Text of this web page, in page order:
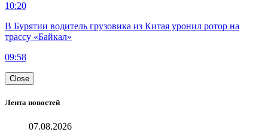
10:20
В Бурятии водитель грузовика из Китая уронил ротор на
трассу «Байкал»
09:58
Close
Лента новостей
07.08.2026